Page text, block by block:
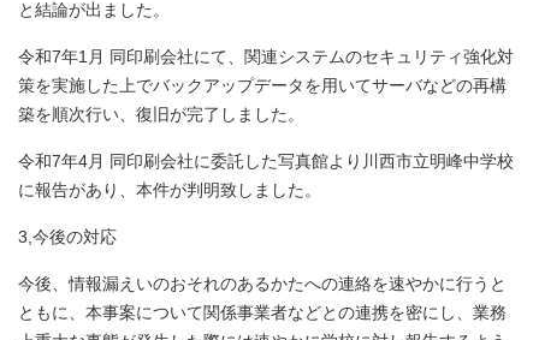
と結論が出ました。
令和7年1月 同印刷会社にて、関連システムのセキュリティ強化対
策を実施した上でバックアップデータを用いてサーバなどの再構
築を順次行い、復旧が完了しました。
令和7年4月 同印刷会社に委託した写真館より川西市立明峰中学校
に報告があり、本件が判明致しました。
3,今後の対応
今後、情報漏えいのおそれのあるかたへの連絡を速やかに行うと
ともに、本事案について関係事業者などとの連携を密にし、業務